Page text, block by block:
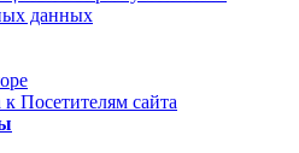
данных
Посетителям сайта